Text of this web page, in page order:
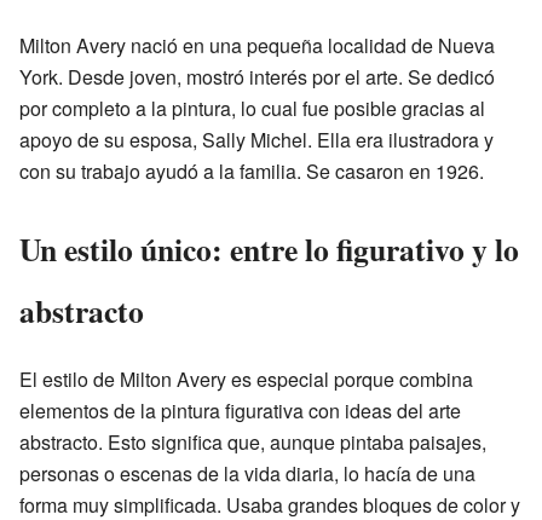
Milton Avery nació en una pequeña localidad de Nueva
York. Desde joven, mostró interés por el arte. Se dedicó
por completo a la pintura, lo cual fue posible gracias al
apoyo de su esposa, Sally Michel. Ella era ilustradora y
con su trabajo ayudó a la familia. Se casaron en 1926.
Un estilo único: entre lo figurativo y lo
abstracto
El estilo de Milton Avery es especial porque combina
elementos de la pintura figurativa con ideas del arte
abstracto. Esto significa que, aunque pintaba paisajes,
personas o escenas de la vida diaria, lo hacía de una
forma muy simplificada. Usaba grandes bloques de color y